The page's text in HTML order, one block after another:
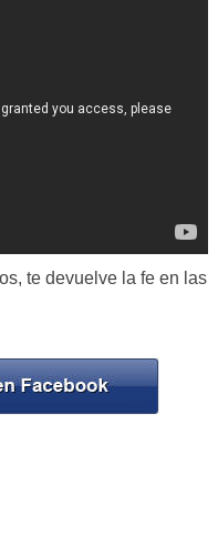
te devuelve la fe en las